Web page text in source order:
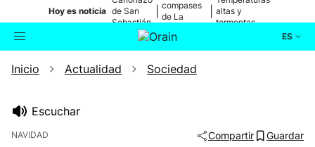
Hoy es noticia de San
Sebastián
compases
de La
altas y
tormentas
ES
Buscador Actualidad
Inicio Actualidad Sociedad
Escuchar
NAVIDAD Compartir Guardar